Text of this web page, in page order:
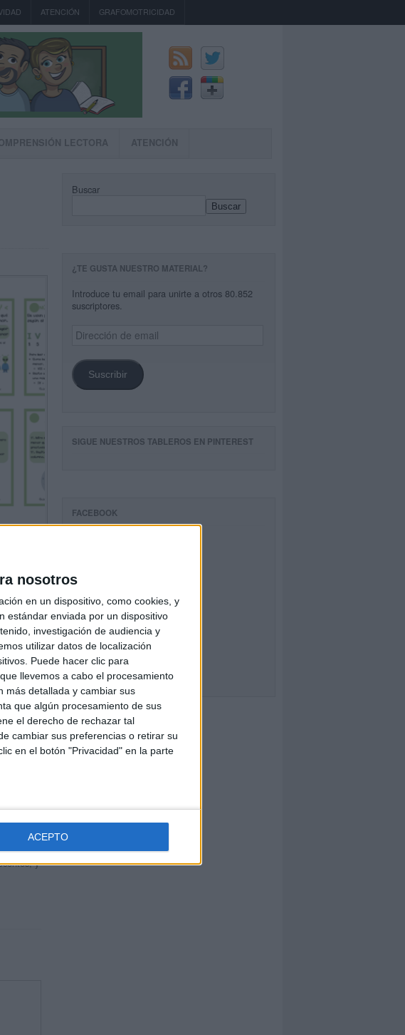
nosotros
en un dispositivo, como cookies, y
estándar enviada por un dispositivo
investigación de audiencia y
utilizar datos de localización
Puede hacer clic para
llevemos a cabo el procesamiento
más detallada y cambiar sus
que algún procesamiento de sus
el derecho de rechazar tal
cambiar sus preferencias o retirar su
en el botón "Privacidad" en la parte
ACEPTO
ATENCIÓN GRAFOMOTRICIDAD
LECTORA ATENCIÓN
y
Buscar
Buscar
¿TE GUSTA NUESTRO MATERIAL?
Introduce tu email para unirte a otros 80.852
suscriptores.
Dirección
de
Suscribir
SIGUE NUESTROS TABLEROS EN PINTEREST
FACEBOOK